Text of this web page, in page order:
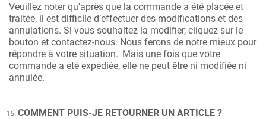
Veuillez noter qu'après que la commande a été placée et
traitée, il est difficile d’effectuer des modifications et des
annulations. Si vous souhaitez la modifier, cliquez sur le
bouton et contactez-nous. Nous ferons de notre mieux pour
répondre à votre situation. Mais une fois que votre
commande a été expédiée, elle ne peut être ni modifiée ni
annulée.
COMMENT PUIS-JE RETOURNER UN ARTICLE ?